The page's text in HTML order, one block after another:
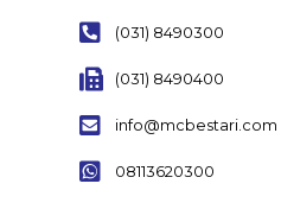
(031) 8490300
(031) 8490400
info@mcbestari.com
08113620300